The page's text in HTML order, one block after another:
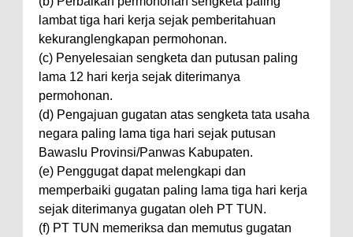
lambat tiga hari kerja sejak pemberitahuan
kekuranglengkapan permohonan.
(c) Penyelesaian sengketa dan putusan paling
lama 12 hari kerja sejak diterimanya
permohonan.
(d) Pengajuan gugatan atas sengketa tata usaha
negara paling lama tiga hari sejak putusan
Bawaslu Provinsi/Panwas Kabupaten.
(e) Penggugat dapat melengkapi dan
memperbaiki gugatan paling lama tiga hari kerja
sejak diterimanya gugatan oleh PT TUN.
(f) PT TUN memeriksa dan memutus gugatan